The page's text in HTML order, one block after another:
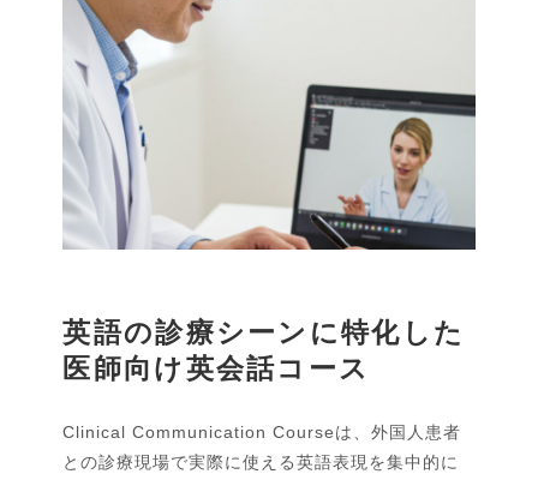
英語の診療シーンに特化した
医師向け英会話コース
Clinical Communication Courseは、外国人患者
との診療現場で実際に使える英語表現を集中的に